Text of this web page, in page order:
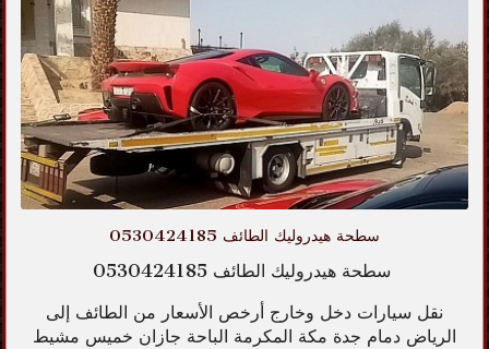
سطحة هيدروليك الطائف 0530424185
نقل سيارات دخل وخارج أرخص الأسعار من الطائف إلى
الرياض دمام جدة مكة المكرمة الباحة جازان خميس مشيط